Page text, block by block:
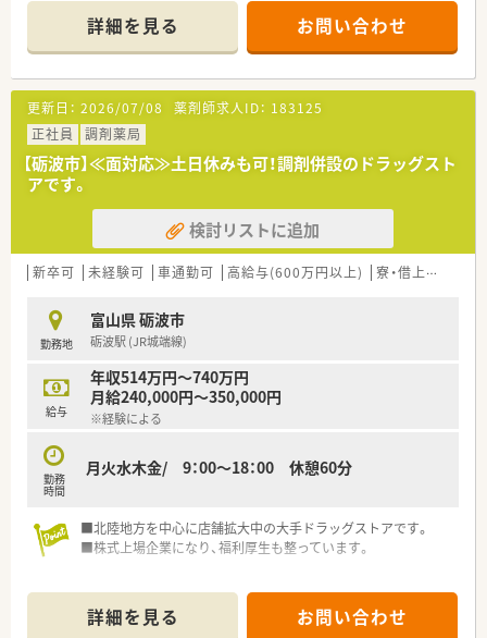
す。
■教育制度も、充実しており、階層ごとの研修やe-ラーニングな
ど導入しています。
詳細を見る お問い合わせ
更新日： 2026/07/08 薬剤師求人ID： 183125
正社員
調剤薬局
【砺波市】≪面対応≫土日休みも可！調剤併設のドラッグスト
アです。
検討リストに追加
新卒可 未経験可 車通勤可 高給与(600万円以上) 寮・借上社宅あり
勤務地
富山県 砺波市
砺波駅 (JR城端線)
給与
年収514万円～740万円
月給240,000円～350,000円
※経験による
勤務
時間
月火水木金/ 9：00～18：00 休憩60分
■北陸地方を中心に店舗拡大中の大手ドラッグストアです。
■株式上場企業になり、福利厚生も整っています。
詳細を見る お問い合わせ